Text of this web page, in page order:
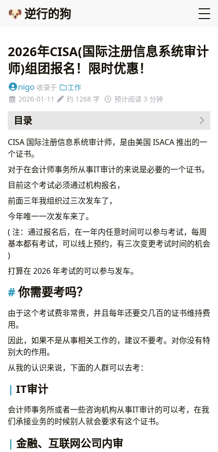
🐶逆行的狗
2026年CISA(国际注册信息系统审计
师)组团报名！限时优惠！
nigo 收录于
工作
2026-01-11
约 1268 字 预计阅读 3 分钟
目录
你需要考吗？
做内控的
考试内容
备考周期
组团报名包含的内容
参加组团方式
CISA 国际注册信息系统审计师，是由美国 ISACA 推出的一
个证书。
对于在会计师事务所从事IT审计的来说是必要的一个证书。
目前这个考试必须通过机构报名，
前面三年我组织过三次发车了，
今年唯一一次发车来了。
( 注：通过报名后，在一年内任意时间可以参与考试，每周
基本都有考试，可以线上预约，有三次变更考试时间的机会
)
打算在 2026 年考试的可以参与发车。
你需要考吗？
由于这个考试费非常贵，并且每年还要交几百的证书维持费
用。
因此，如果不是从事相关工作的，建议不要考。对你没有特
别大的作用。
从我的认识来说，下面的人群可以去考：
IT审计
会计师事务所或者一些咨询机构从事IT审计的可以考，在我
们承接业务的时候别人就会要求有这个证书。
金融、互联网公司内审